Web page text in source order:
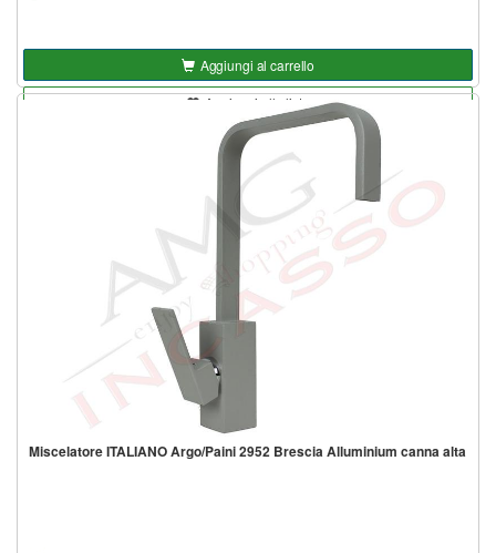
Aggiungi al carrello
Aggiungi alla lista
Miscelatore ITALIANO Argo/Paini 2952 Brescia Alluminium canna alta